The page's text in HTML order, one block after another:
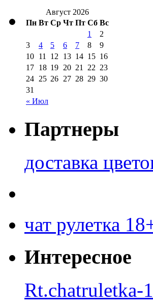
Август 2026
Пн Вт Ср Чт Пт Сб Вс
« Июл
1
2
3
4 5 6 7 8
9
10 11 12 13 14 15 16
17 18 19 20 21 22 23
24 25 26 27 28 29 30
31
Партнеры
доставка
чат рулетка
Интересное
Rt.chatruletka-